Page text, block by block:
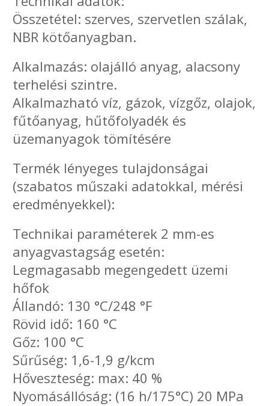
Összetétel: szerves, szervetlen szálak,
NBR kötőanyagban.
Alkalmazás: olajálló anyag, alacsony
terhelési szintre.
Alkalmazható víz, gázok, vízgőz, olajok,
fűtőanyag, hűtőfolyadék és
üzemanyagok tömítésére
Termék lényeges tulajdonságai
(szabatos műszaki adatokkal, mérési
eredményekkel):
Technikai paraméterek 2 mm-es
anyagvastagság esetén:
Legmagasabb megengedett üzemi
hőfok
Állandó: 130 °C/248 °F
Rövid idő: 160 °C
Gőz: 100 °C
Sűrűség: 1,6-1,9 g/kcm
Hőveszteség: max: 40 %
Nyomásállóság: (16 h/175°C) 20 MPa